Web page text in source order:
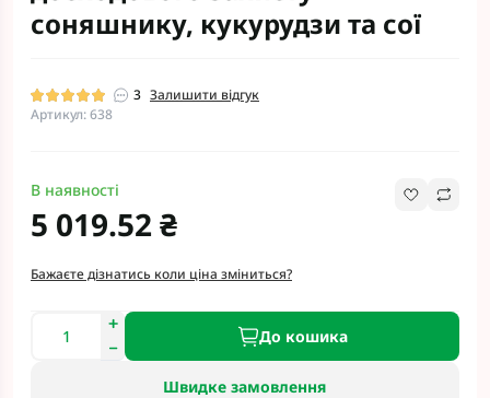
соняшнику, кукурудзи та сої
3 Залишити відгук
Артикул: 638
В наявності
5 019.52 ₴
Бажаєте дізнатись коли ціна зміниться?
До кошика
Швидке замовлення